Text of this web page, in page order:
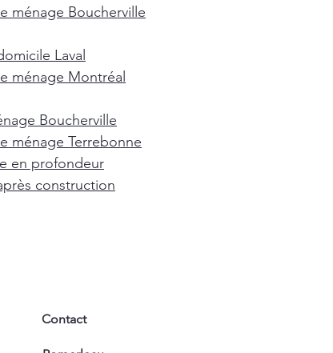
ménage Boucherville
Laval
ménage Montréal
Boucherville
ménage Terrebonne
en profondeur
construction
Contact